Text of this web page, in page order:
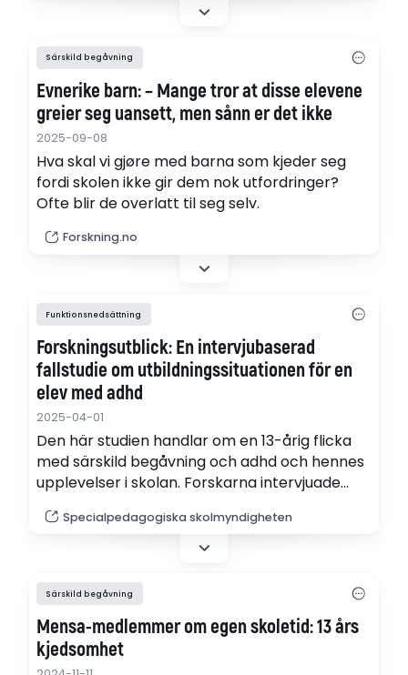
Särskild begåvning
Evnerike barn: – Mange tror at disse elevene
greier seg uansett, men sånn er det ikke
2025-09-08
Hva skal vi gjøre med barna som kjeder seg
fordi skolen ikke gir dem nok utfordringer?
Ofte blir de overlatt til seg selv.
Forskning.no
Funktionsnedsättning
Forskningsutblick: En intervjubaserad
fallstudie om utbildningssituationen för en
elev med adhd
2025-04-01
Den här studien handlar om en 13-årig flicka
med särskild begåvning och adhd och hennes
upplevelser i skolan. Forskarna intervjuade
att förstå vilka utmaningar och möjligheter
som finns för elever som både är särskilt
även kallat twice exceptional (2e).
Specialpedagogiska skolmyndigheten
Särskild begåvning
Mensa-medlemmer om egen skoletid: 13 års
kjedsomhet